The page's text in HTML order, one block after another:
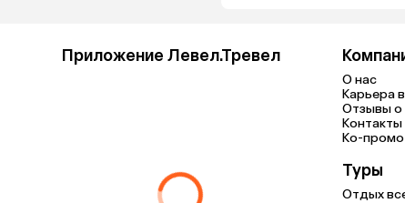
Приложение Левел.Тревел
О нас
Карьера
Отзывы о
Контакты
Ко-промо
Туры
Отдых